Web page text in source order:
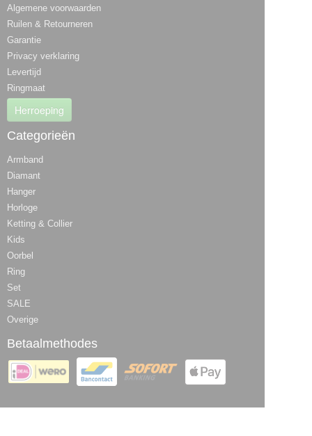
Algemene voorwaarden
Ruilen & Retourneren
Garantie
Privacy verklaring
Levertijd
Ringmaat
Herroeping
Categorieën
Armband
Diamant
Hanger
Horloge
Ketting & Collier
Kids
Oorbel
Ring
Set
SALE
Overige
Betaalmethodes